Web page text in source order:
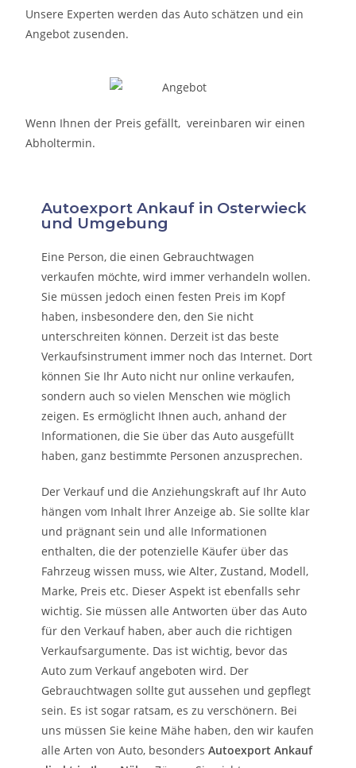
Unsere Experten werden das Auto schätzen und ein
Angebot zusenden.
Wenn Ihnen der Preis gefällt, vereinbaren wir einen
Abholtermin.
Autoexport Ankauf in Osterwieck
und Umgebung
Eine Person, die einen Gebrauchtwagen
verkaufen möchte, wird immer verhandeln wollen.
Sie müssen jedoch einen festen Preis im Kopf
haben, insbesondere den, den Sie nicht
unterschreiten können. Derzeit ist das beste
Verkaufsinstrument immer noch das Internet. Dort
können Sie Ihr Auto nicht nur online verkaufen,
sondern auch so vielen Menschen wie möglich
zeigen. Es ermöglicht Ihnen auch, anhand der
Informationen, die Sie über das Auto ausgefüllt
haben, ganz bestimmte Personen anzusprechen.
Der Verkauf und die Anziehungskraft auf Ihr Auto
hängen vom Inhalt Ihrer Anzeige ab. Sie sollte klar
und prägnant sein und alle Informationen
enthalten, die der potenzielle Käufer über das
Fahrzeug wissen muss, wie Alter, Zustand, Modell,
Marke, Preis etc. Dieser Aspekt ist ebenfalls sehr
wichtig. Sie müssen alle Antworten über das Auto
für den Verkauf haben, aber auch die richtigen
Verkaufsargumente. Das ist wichtig, bevor das
Auto zum Verkauf angeboten wird. Der
Gebrauchtwagen sollte gut aussehen und gepflegt
sein. Es ist sogar ratsam, es zu verschönern. Bei
uns müssen Sie keine Mähe haben, den wir kaufen
alle Arten von Auto, besondersAutoexport Ankauf